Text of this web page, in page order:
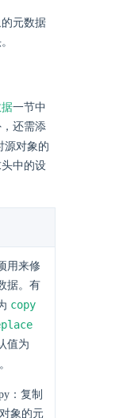
元数据
一节中
还需添
源对象的
中的设
用来修
据。有
copy
值为
。
：复制
象的元